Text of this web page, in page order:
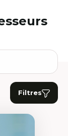
Filtres